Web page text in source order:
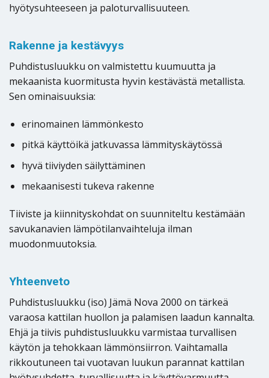
hyötysuhteeseen ja paloturvallisuuteen.
Rakenne ja kestävyys
Puhdistusluukku on valmistettu kuumuutta ja
mekaanista kuormitusta hyvin kestävästä metallista.
Sen ominaisuuksia:
erinomainen lämmönkesto
pitkä käyttöikä jatkuvassa lämmityskäytössä
hyvä tiiviyden säilyttäminen
mekaanisesti tukeva rakenne
Tiiviste ja kiinnityskohdat on suunniteltu kestämään
savukanavien lämpötilanvaihteluja ilman
muodonmuutoksia.
Yhteenveto
Puhdistusluukku (iso) Jämä Nova 2000 on tärkeä
varaosa kattilan huollon ja palamisen laadun kannalta.
Ehjä ja tiivis puhdistusluukku varmistaa turvallisen
käytön ja tehokkaan lämmönsiirron. Vaihtamalla
rikkoutuneen tai vuotavan luukun parannat kattilan